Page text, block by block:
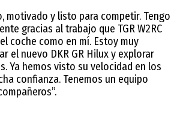
motivado y listo para competir. Tengo
gracias al trabajo que TGR W2RC
coche como en mí. Estoy muy
el nuevo DKR GR Hilux y explorar
Ya hemos visto su velocidad en los
confianza. Tenemos un equipo